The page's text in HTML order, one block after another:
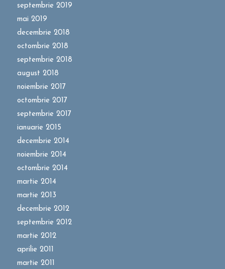
septembrie 2019
mai 2019
decembrie 2018
octombrie 2018
septembrie 2018
august 2018
noiembrie 2017
octombrie 2017
septembrie 2017
ianuarie 2015
decembrie 2014
noiembrie 2014
octombrie 2014
martie 2014
martie 2013
decembrie 2012
septembrie 2012
martie 2012
aprilie 2011
martie 2011